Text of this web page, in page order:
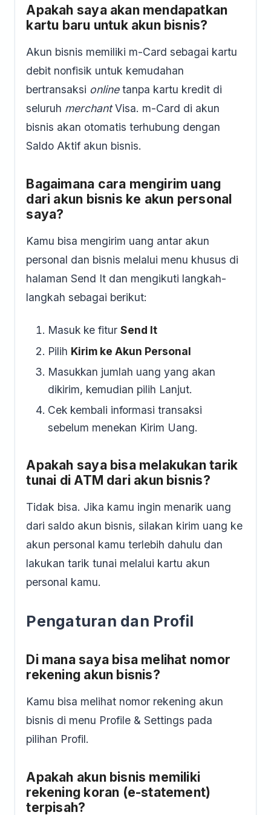
Apakah saya akan mendapatkan
kartu baru untuk akun bisnis?
Akun bisnis memiliki m-Card sebagai kartu
debit nonfisik untuk kemudahan
bertransaksi onlinetanpa kartu kredit di
seluruh merchantVisa. m-Card di akun
bisnis akan otomatis terhubung dengan
Saldo Aktif akun bisnis.
Bagaimana cara mengirim uang
dari akun bisnis ke akun personal
saya?
Kamu bisa mengirim uang antar akun
personal dan bisnis melalui menu khusus di
halaman Send It dan mengikuti langkah-
langkah sebagai berikut:
Masuk ke fitur Send It
Pilih Kirim ke Akun Personal
Masukkan jumlah uang yang akan
dikirim, kemudian pilih Lanjut.
Cek kembali informasi transaksi
sebelum menekan Kirim Uang.
Apakah saya bisa melakukan tarik
tunai di ATM dari akun bisnis?
Tidak bisa. Jika kamu ingin menarik uang
dari saldo akun bisnis, silakan kirim uang ke
akun personal kamu terlebih dahulu dan
lakukan tarik tunai melalui kartu akun
personal kamu.
Pengaturan dan Profil
Di mana saya bisa melihat nomor
rekening akun bisnis?
Kamu bisa melihat nomor rekening akun
bisnis di menu Profile & Settings pada
pilihan Profil.
Apakah akun bisnis memiliki
rekening koran (e-statement)
terpisah?